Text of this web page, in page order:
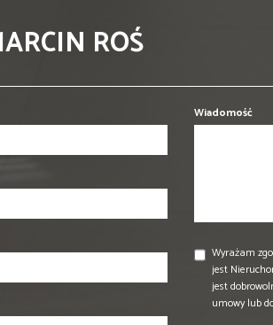
ROŚ
Wiadomość
Wyrażam
jest
jest
umowy lub